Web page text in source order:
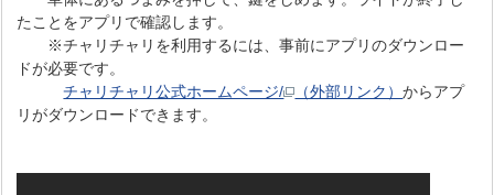
たことをアプリで確認します。
※チャリチャリを利用するには、事前にアプリのダウンロー
ドが必要です。
チャリチャリ公式ホームページ/
（外部リンク）からアプ
リがダウンロードできます。